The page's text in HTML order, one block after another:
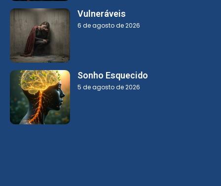
Vulneráveis
6 de agosto de 2026
Sonho Esquecido
5 de agosto de 2026